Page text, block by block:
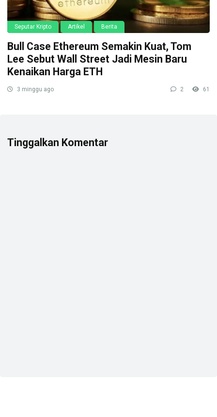
Seputar Kripto Artikel Berita
Bull Case Ethereum Semakin Kuat, Tom
Lee Sebut Wall Street Jadi Mesin Baru
Kenaikan Harga ETH
3 minggu ago 2 61
Tinggalkan Komentar